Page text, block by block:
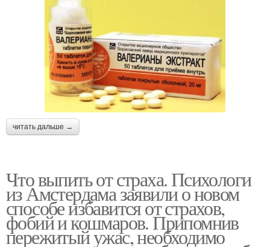
читать дальше →
Что выпить от страха. Психологи
из Амстердама заявили о новом
способе избавится от страхов,
фобий и кошмаров. Припомнив
пережитый ужас, необходимо